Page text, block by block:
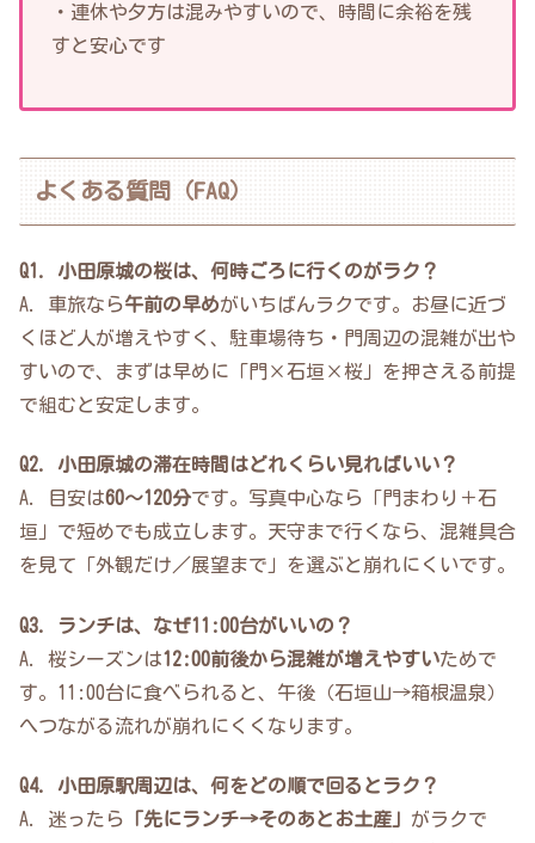
・連休や夕方は混みやすいので、時間に余裕を残
すと安心です
よくある質問（FAQ）
Q1. 小田原城の桜は、何時ごろに行くのがラク？
A. 車旅なら午前の早めがいちばんラクです。お昼に近づ
くほど人が増えやすく、駐車場待ち・門周辺の混雑が出や
すいので、まずは早めに「門×石垣×桜」を押さえる前提
で組むと安定します。
Q2. 小田原城の滞在時間はどれくらい見ればいい？
A. 目安は60〜120分です。写真中心なら「門まわり＋石
垣」で短めでも成立します。天守まで行くなら、混雑具合
を見て「外観だけ／展望まで」を選ぶと崩れにくいです。
Q3. ランチは、なぜ11:00台がいいの？
A. 桜シーズンは12:00前後から混雑が増えやすいためで
す。11:00台に食べられると、午後（石垣山→箱根温泉）
へつながる流れが崩れにくくなります。
Q4. 小田原駅周辺は、何をどの順で回るとラク？
A. 迷ったら 「先にランチ→そのあとお土産」 がラクで